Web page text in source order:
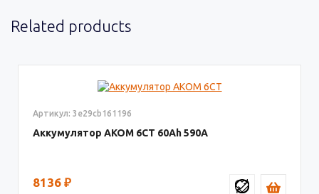
Related products
Артикул: 3e29cb161196
Аккумулятор AКОМ 6СТ 60 590
8136 ₽